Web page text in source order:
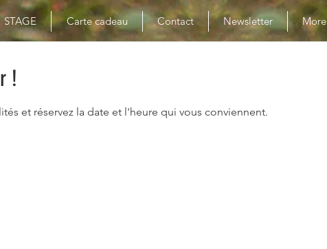
STAGE Carte cadeau Contact Newsletter More
!
et réservez la date et l'heure qui vous conviennent.